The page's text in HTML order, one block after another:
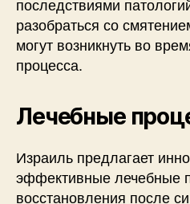
разобраться со
могут возникнуть во
процесса.
Лечебные
Израиль предлагает
эффективные лечебные
восстановления после